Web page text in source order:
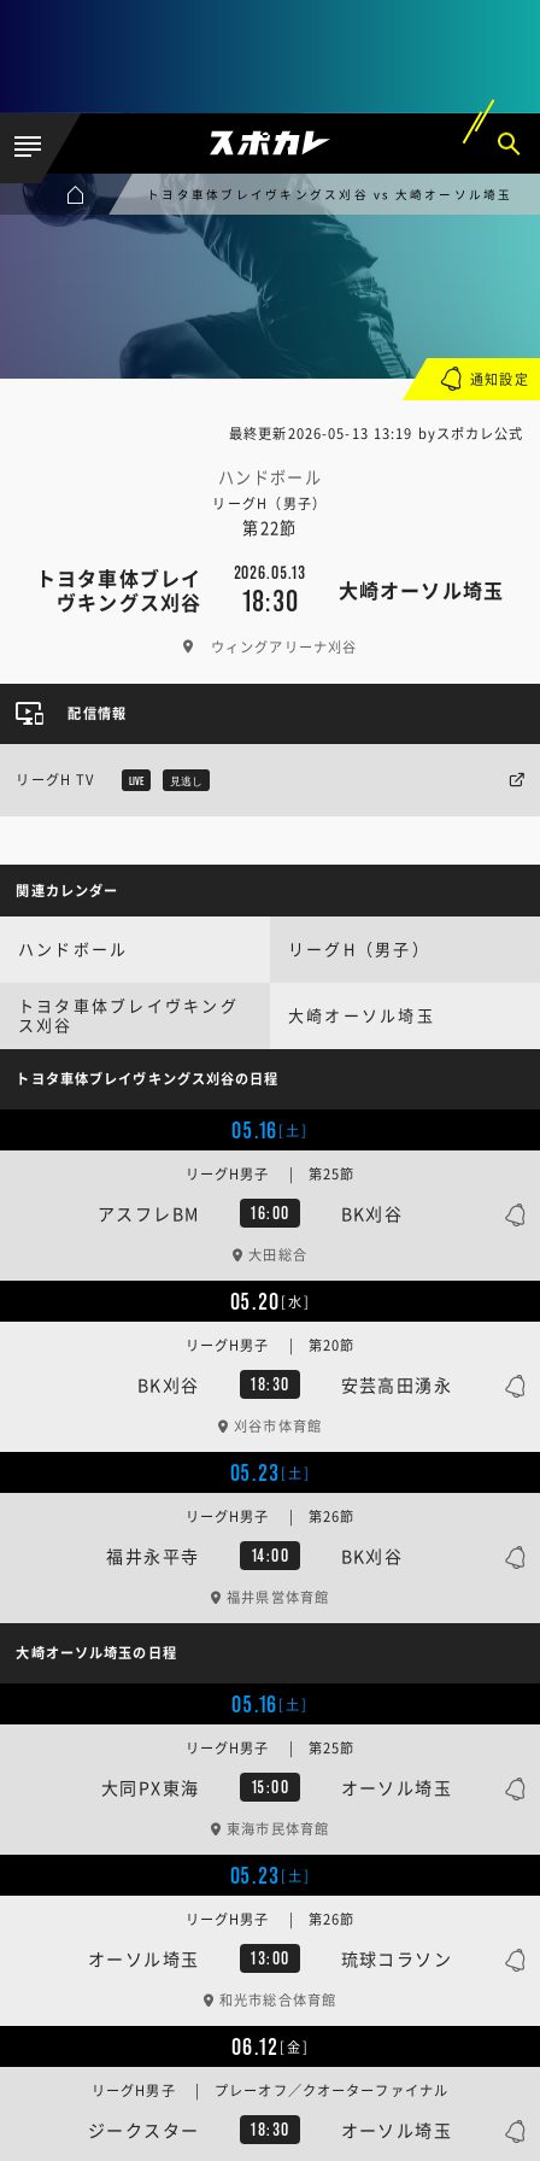
トヨタ車体ブレイヴキングス刈谷 vs 大崎オーソル埼玉
最終更新2026-05-13 13:19 byスポカレ公式
ハンドボール
リーグH（男子）
第22節
トヨタ車体ブレイ
ヴキングス刈谷
2026.05.13
18:30 大崎オーソル埼玉
ウィングアリーナ刈谷
通知設定
配信情報
リーグH TV LIVE 見逃し
関連カレンダー
ハンドボール リーグH（男子）
トヨタ車体ブレイヴキング
ス刈谷
大崎オーソル埼玉
トヨタ車体ブレイヴキングス刈谷の日程
05.16[土]
アスフレBM 16:00 BK刈谷
リーグH男子 | 第25節
大田総合
05.20[水]
BK刈谷 18:30 安芸高田湧永
リーグH男子 | 第20節
刈谷市体育館
05.23[土]
福井永平寺 14:00 BK刈谷
リーグH男子 | 第26節
福井県営体育館
大崎オーソル埼玉の日程
05.16[土]
大同PX東海 15:00 オーソル埼玉
リーグH男子 | 第25節
東海市民体育館
05.23[土]
オーソル埼玉 13:00 琉球コラソン
リーグH男子 | 第26節
和光市総合体育館
06.12[金]
ジークスター 18:30 オーソル埼玉
リーグH男子 | プレーオフ／クオーターファイナル